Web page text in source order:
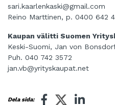
sari.kaarlenkaski@gmail.com
Reino Marttinen, p. 0400 642
Kaupan välitti Suomen
Keski-Suomi, Jan von
Puh. 040 742 3572
jan.vb@yrityskaupat.net
Dela sida: